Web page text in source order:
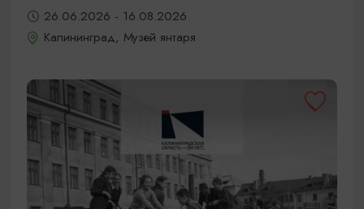
26.06.2026 - 16.08.2026
Калининград, Музей янтаря